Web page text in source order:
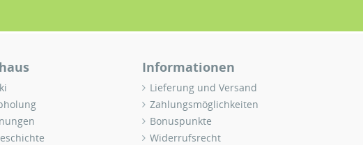
Informationen
Lieferung und Versand
Zahlungsmöglichkeiten
Bonuspunkte
Widerrufsrecht